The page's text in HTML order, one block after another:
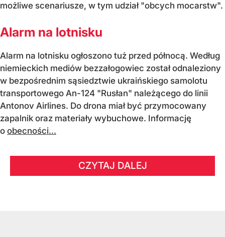
możliwe scenariusze, w tym udział "obcych mocarstw".
Alarm na lotnisku
Alarm na lotnisku ogłoszono tuż przed północą. Według
niemieckich mediów bezzałogowiec został odnaleziony
w bezpośrednim sąsiedztwie ukraińskiego samolotu
transportowego An-124 "Rusłan" należącego do linii
Antonov Airlines. Do drona miał być przymocowany
zapalnik oraz materiały wybuchowe. Informację
o obecności...
CZYTAJ DALEJ